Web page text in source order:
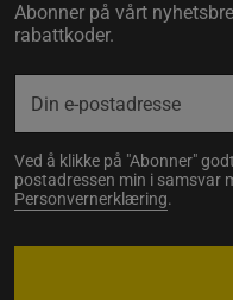
Abonner på vårt
rabattkoder.
Ved å klikke på "Abonner"
postadressen min i samsvar
Personvernerklæring.